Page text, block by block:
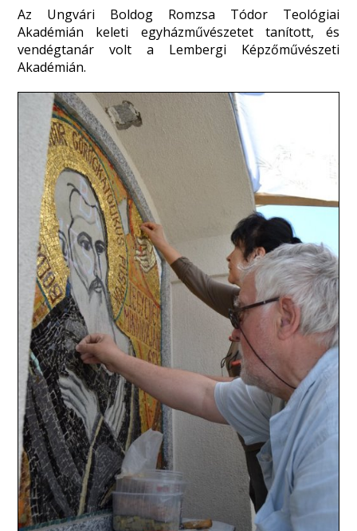
Az Ungvári Boldog Romzsa Tódor Teológiai
Akadémián keleti egyházművészetet tanított, és
vendégtanár volt a Lembergi Képzőművészeti
Akadémián.